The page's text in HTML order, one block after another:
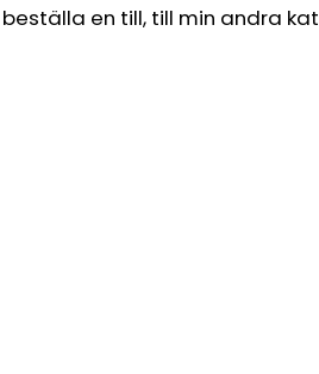
beställa en till, till min andra